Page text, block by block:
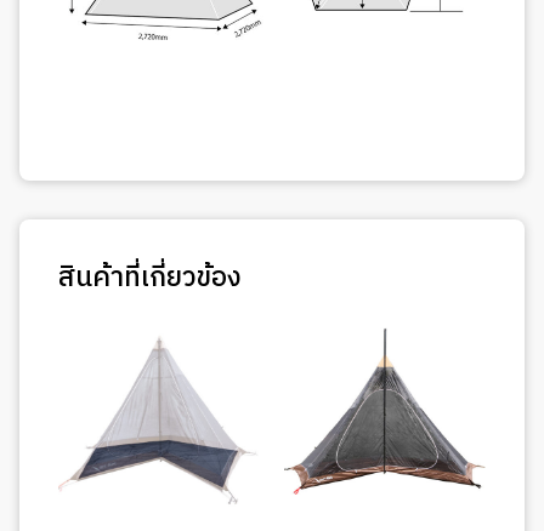
สินค้าที่เกี่ยวข้อง